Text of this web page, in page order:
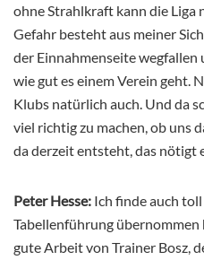
ohne Strahlkraft kann die Liga
Gefahr besteht aus meiner
der Einnahmenseite
wie gut es einem Verein geht.
Klubs natürlich auch. Und da
viel richtig zu machen, ob uns
da derzeit entsteht, das nötigt
Peter Hesse: Ich finde auch
Tabellenführung
gute Arbeit von Trainer Bosz,